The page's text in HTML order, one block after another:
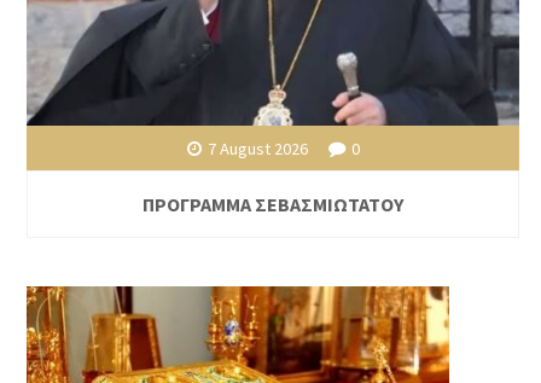
7 August 2026 0
ΠΡΟΓΡΑΜΜΑ ΣΕΒΑΣΜΙΩΤΑΤΟΥ